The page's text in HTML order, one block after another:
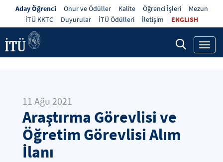
Aday Öğrenci Onur ve Ödüller Kalite Öğrenci İşleri
Mezun
İTÜ KKTC
Duyurular İTÜ Ödülleri İletişim ENGLISH
11 Ağu 2021
Araştırma Görevlisi ve
Öğretim Görevlisi Alım
İlanı